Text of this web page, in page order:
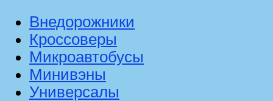
Внедорожники
Кроссоверы
Микроавтобусы
Минивэны
Универсалы